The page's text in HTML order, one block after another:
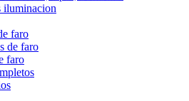
iluminacion
faro
de faro
faro